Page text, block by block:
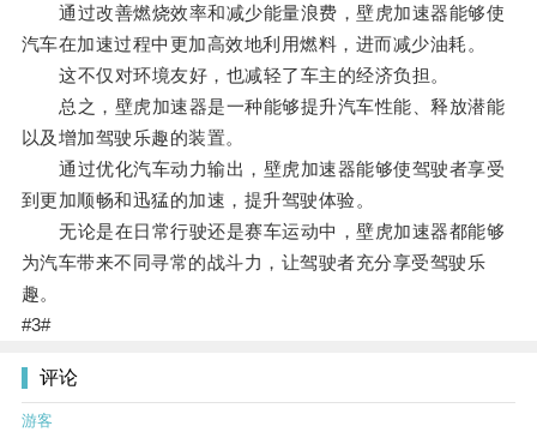
通过改善燃烧效率和减少能量浪费，壁虎加速器能够使
汽车在加速过程中更加高效地利用燃料，进而减少油耗。
这不仅对环境友好，也减轻了车主的经济负担。
总之，壁虎加速器是一种能够提升汽车性能、释放潜能
以及增加驾驶乐趣的装置。
通过优化汽车动力输出，壁虎加速器能够使驾驶者享受
到更加顺畅和迅猛的加速，提升驾驶体验。
无论是在日常行驶还是赛车运动中，壁虎加速器都能够
为汽车带来不同寻常的战斗力，让驾驶者充分享受驾驶乐
趣。
#3#
评论
游客